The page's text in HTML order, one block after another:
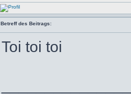
Betreff des Beitrags:
Toi toi toi